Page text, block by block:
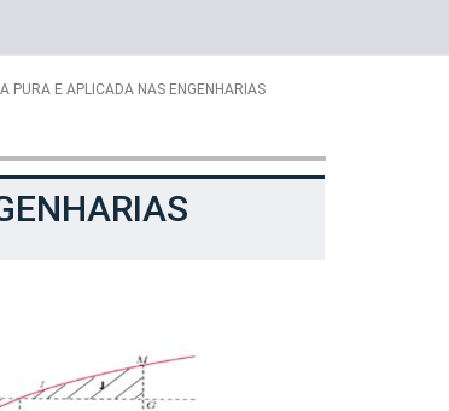
PURA E APLICADA NAS ENGENHARIAS